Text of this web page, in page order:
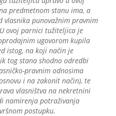
predmetnom stanu ima, a
punovažnim pravnim
ovoj parnici tužiteljica je
ugovorom kupila
istog, na koji način je
tog stana shodno odredbi
pravnim odnosima
i na zakonit način), te
vlasništva na nekretnini
namirenja potraživanja
postupku.